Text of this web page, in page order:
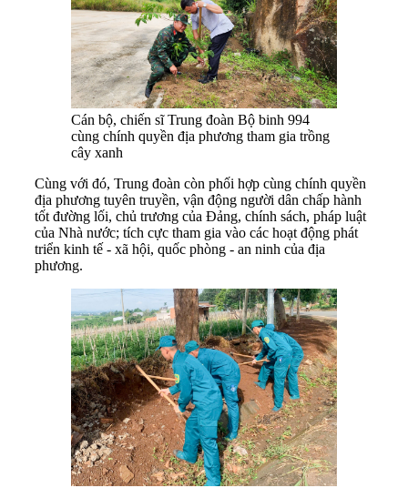
Cán bộ, chiến sĩ Trung đoàn Bộ binh 994
cùng chính quyền địa phương tham gia trồng
cây xanh
Cùng với đó, Trung đoàn còn phối hợp cùng chính quyền
địa phương tuyên truyền, vận động người dân chấp hành
tốt đường lối, chủ trương của Đảng, chính sách, pháp luật
của Nhà nước; tích cực tham gia vào các hoạt động phát
triển kinh tế - xã hội, quốc phòng - an ninh của địa
phương.